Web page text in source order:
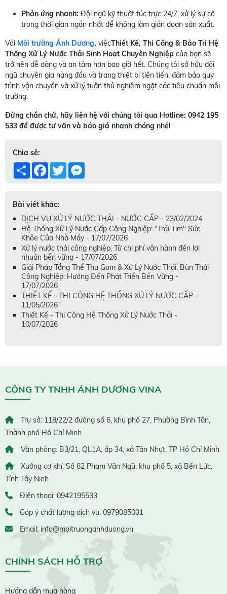
Phản ứng nhanh: Đội ngũ kỹ thuật túc trực 24/7, xử lý sự cố
trong thời gian ngắn nhất để không làm gián đoạn sản xuất.
Với Môi trường Ánh Dương, việcThiết Kế, Thi Công & Bảo Trì Hệ
Thống Xử Lý Nước Thải Sinh Hoạt Chuyên Nghiệp của bạn sẽ
trở nên dễ dàng và an tâm hơn bao giờ hết. Chúng tôi sở hữu đội
ngũ chuyên gia hàng đầu và trang thiết bị tiên tiến, đảm bảo quy
trình vận chuyển và xử lý tuân thủ nghiêm ngặt các tiêu chuẩn môi
trường.
Đừng chần chừ, hãy liên hệ với chúng tôi qua Hotline: 0942 195
533 để được tư vấn và báo giá nhanh chóng nhé!
Chia sẻ:
Share Facebook
Twitter
Bài viết khác:
DỊCH VỤ XỬ LÝ NƯỚC THẢI - NƯỚC CẤP - 23/02/2024
Hệ Thống Xử Lý Nước Cấp Công Nghiệp: "Trái Tim" Sức
Khỏe Của Nhà Máy - 17/07/2026
Xử lý nước thải công nghiệp: Từ chi phí vận hành đến lợi
nhuận bền vững - 17/07/2026
Giải Pháp Tổng Thể Thu Gom & Xử Lý Nước Thải, Bùn Thải
Công Nghiệp: Hướng Đến Phát Triển Bền Vững -
17/07/2026
THIẾT KẾ - THI CÔNG HỆ THỐNG XỬ LÝ NƯỚC CẤP -
11/05/2026
Thiết Kế - Thi Công Hệ Thống Xử Lý Nước Thải -
10/07/2026
CÔNG TY TNHH ÁNH DƯƠNG VINA
Trụ sở: 118/22/2 đường số 6, khu phố 27, Phường Bình Tân,
Thành phố Hồ Chí Minh
Văn phòng: B3/21, QL1A, ấp 34, xã Tân Nhựt, TP Hồ Chí Minh
Xưởng cơ khí: Số 82 Phạm Văn Ngũ, khu phố 5, xã Bến Lức,
Tỉnh Tây Ninh
Điện thoại: 0942195533
Góp ý chất lượng dịch vụ: 0979085001
Email: info@moitruonganhduong.vn
CHÍNH SÁCH HỖ TRỢ
Hướng dẫn mua hàng